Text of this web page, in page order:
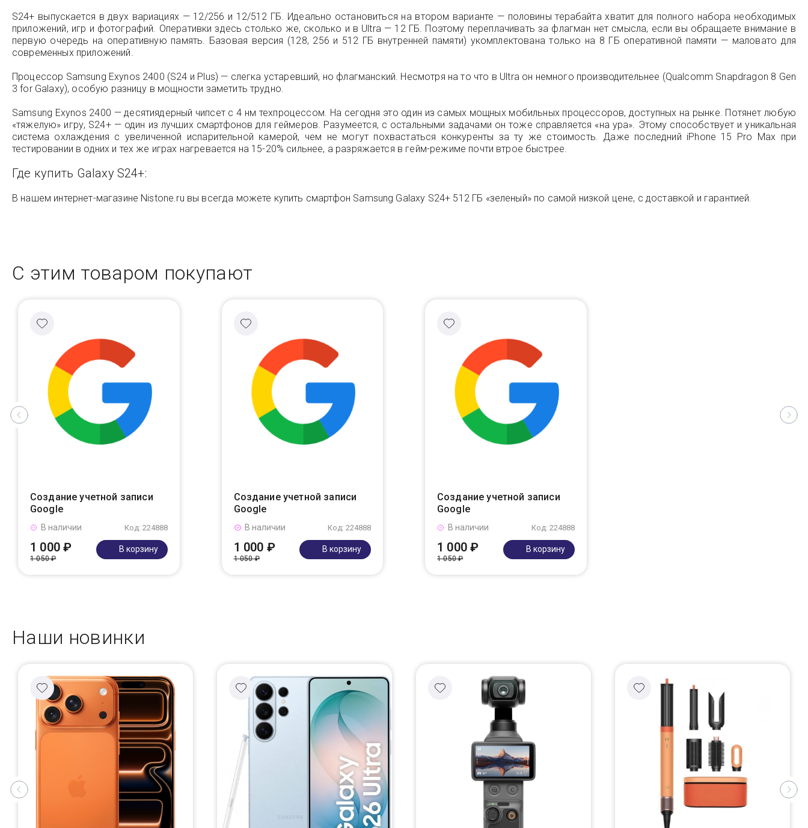
S24+ выпускается в двух вариациях — 12/256 и 12/512 ГБ. Идеально остановиться на втором варианте — половины терабайта хватит для полного набора необходимых
приложений, игр и фотографий. Оперативки здесь столько же, сколько и в Ultra — 12 ГБ. Поэтому переплачивать за флагман нет смысла, если вы обращаете внимание в
первую очередь на оперативную память. Базовая версия (128, 256 и 512 ГБ внутренней памяти) укомплектована только на 8 ГБ оперативной памяти — маловато для
современных приложений.
Процессор Samsung Exynos 2400 (S24 и Plus) — слегка устаревший, но флагманский. Несмотря на то что в Ultra он немного производительнее (Qualcomm Snapdragon 8 Gen
3 for Galaxy), особую разницу в мощности заметить трудно.
Samsung Exynos 2400 — десятиядерный чипсет с 4 нм техпроцессом. На сегодня это один из самых мощных мобильных процессоров, доступных на рынке. Потянет любую
«тяжелую» игру, S24+ — один из лучших смартфонов для геймеров. Разумеется, с остальными задачами он тоже справляется «на ура». Этому способствует и уникальная
система охлаждения с увеличенной испарительной камерой, чем не могут похвастаться конкуренты за ту же стоимость. Даже последний iPhone 15 Pro Max при
тестировании в одних и тех же играх нагревается на 15-20% сильнее, а разряжается в гейм-режиме почти втрое быстрее.
Где купить Galaxy S24+:
В нашем интернет-магазине Nistone.ru вы всегда можете купить смартфон Samsung Galaxy S24+ 512 ГБ «зеленый» по самой низкой цене, с доставкой и гарантией.
С этим товаром покупают
Создание учетной записи
Google
Код: 224888
В наличии
1 000 ₽
1 050 ₽
В корзину
Создание учетной записи
Google
Код: 224888
В наличии
1 000 ₽
1 050 ₽
В корзину
Создание учетной записи
Google
Код: 224888
В наличии
1 000 ₽
1 050 ₽
В корзину
Наши новинки